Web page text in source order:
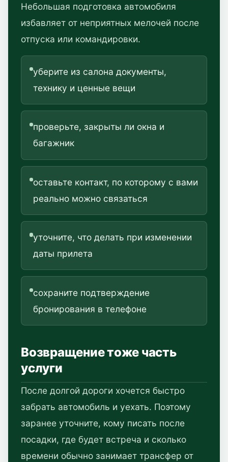
Небольшая подготовка автомобиля
избавляет от неприятных мелочей после
отпуска или командировки.
уберите из салона документы,
технику и ценные вещи
проверьте, закрыты ли окна и
багажник
оставьте контакт, по которому с вами
реально можно связаться
уточните, что делать при изменении
даты прилета
сохраните подтверждение
бронирования в телефоне
Возвращение тоже часть
услуги
После долгой дороги хочется быстро
забрать автомобиль и уехать. Поэтому
заранее уточните, кому писать после
посадки, где будет встреча и сколько
времени обычно занимает трансфер от